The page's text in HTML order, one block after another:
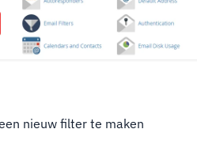
nieuw filter te maken